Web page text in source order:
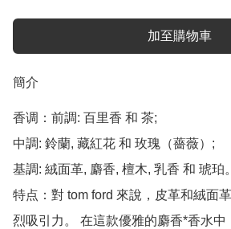
加至購物車
簡介
香调：前調: 百里香 和 茶;
中調: 鈴蘭, 藏紅花 和 玫瑰（薔薇）;
基調: 絨面革, 麝香, 檀木, 乳香 和 琥珀。
特点：對 tom ford 來說，皮革和絨面
烈吸引力。 在這款優雅的麝香*香水中